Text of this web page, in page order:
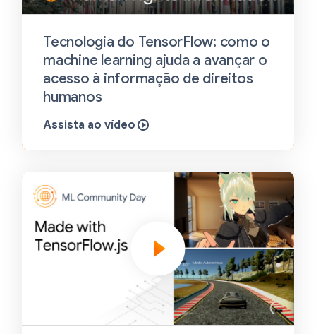
Tecnologia do TensorFlow: como o
machine learning ajuda a avançar o
acesso à informação de direitos
humanos
Assista ao vídeo